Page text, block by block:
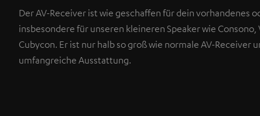
Der AV-Receiver ist wie geschaffen für dein vorhandenes
insbesondere für unseren kleineren Speaker wie Consono,
Cubycon. Er ist nur halb so groß wie normale AV-Receiver
umfangreiche Ausstattung.